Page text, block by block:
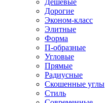
Дешевые
Дорогие
Эконом-класс
Элитные
Форма
П-образные
Угловые
Прямые
Радиусные
Скошенные углы
Стиль